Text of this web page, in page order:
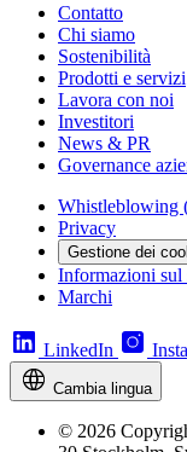
Contatto
Chi siamo
Sostenibilità
Prodotti e servizi
Lavora con noi
Investitori
News & PR
Governance
Whistleblowing
Privacy
Gestione dei
Informazioni sul
Marchi
LinkedIn
Cambia lingua
© 2026